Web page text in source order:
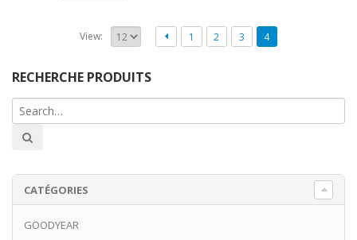
View: 1 2 3 4
RECHERCHE PRODUITS
CATÉGORIES
GOODYEAR